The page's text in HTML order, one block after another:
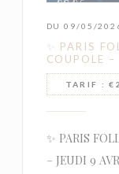
DU 09/05/
✨ PARIS
COUPOLE
TARIF :
✨ PARIS
– JEUDI 9